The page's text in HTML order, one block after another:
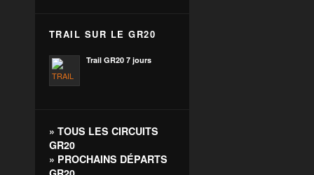
TRAIL SUR LE GR20
Trail GR20 7 jours
» TOUS LES CIRCUITS
GR20
» PROCHAINS DÉPARTS